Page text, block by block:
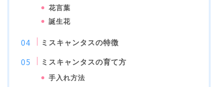
花言葉
誕生花
ミスキャンタスの特徴
ミスキャンタスの育て方
手入れ方法